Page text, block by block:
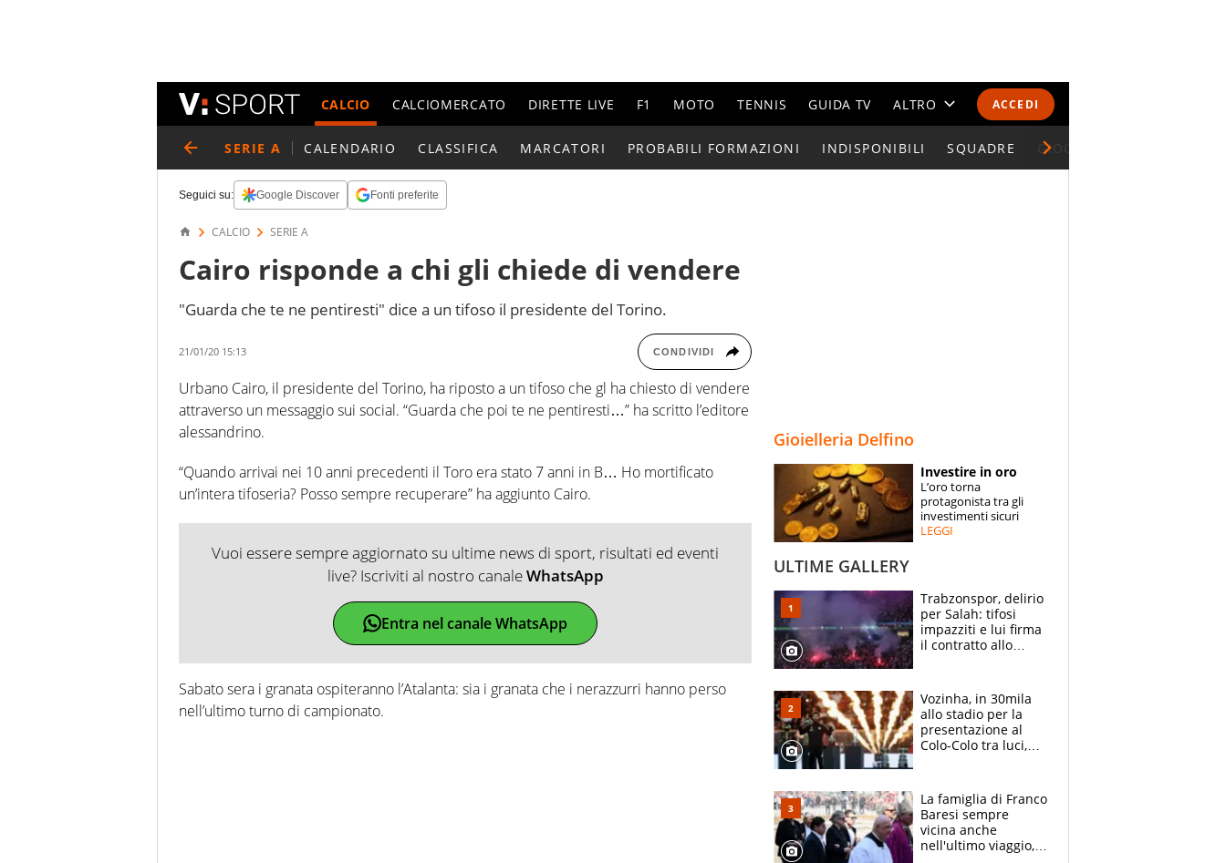
ACCEDI
CALCIO CALCIOMERCATO DIRETTE LIVE F1 MOTO TENNIS GUIDA TV ALTRO
CALENDARI E CLASSIFICHE
ESPERTI
CONTATTI
SERIE A CALENDARIO CLASSIFICA MARCATORI PROBABILI FORMAZIONI INDISPONIBILI SQUADRE GIOCATORI SERIE A
Seguici su: Google Discover Fonti preferite
CALCIO SERIE A
Cairo risponde a chi gli chiede di vendere
"Guarda che te ne pentiresti" dice a un tifoso il presidente del Torino.
21/01/20 15:13 CONDIVIDI
Urbano Cairo, il presidente del Torino, ha riposto a un tifoso che gl ha chiesto di vendere
attraverso un messaggio sui social. “Guarda che poi te ne pentiresti…” ha scritto l’editore
alessandrino.
“Quando arrivai nei 10 anni precedenti il Toro era stato 7 anni in B… Ho mortificato
un’intera tifoseria? Posso sempre recuperare” ha aggiunto Cairo.
Vuoi essere sempre aggiornato su ultime news di sport, risultati ed eventi
live? Iscriviti al nostro canaleWhatsApp
Entra nel canale WhatsApp
Sabato sera i granata ospiteranno l’Atalanta: sia i granata che i nerazzurri hanno perso
nell’ultimo turno di campionato.
Gioielleria Delfino
Investire in oro
L’oro torna
protagonista tra gli
investimenti sicuri
LEGGI
ULTIME GALLERY
Trabzonspor, delirio
per Salah: tifosi
impazziti e lui firma
il contratto allo
Vozinha, in 30mila
allo stadio per la
presentazione al
Colo-Colo tra luci,
La famiglia di Franco
Baresi sempre
vicina anche
nell'ultimo viaggio,